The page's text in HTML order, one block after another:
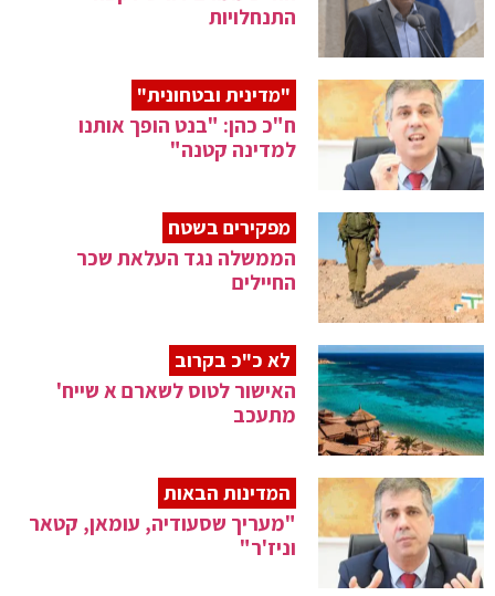
התנחלויות
"מדינית ובטחונית"
ח"כ כהן: "בנט הופך אותנו
למדינה קטנה"
מפקירים בשטח
הממשלה נגד העלאת שכר
החיילים
לא כ"כ בקרוב
האישור לטוס לשארם א שייח'
מתעכב
המדינות הבאות
"מעריך שסעודיה, עומאן, קטאר
וניז'ר"